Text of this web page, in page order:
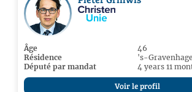
Âge
46
Résidence
's-Gravenhage
Député par mandat
4 years 11
Voir le profil